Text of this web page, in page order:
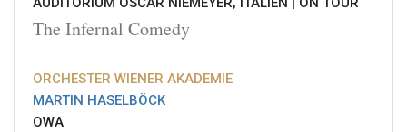
The Infernal Comedy
ORCHESTER WIENER AKADEMIE
MARTIN HASELBÖCK
OWA